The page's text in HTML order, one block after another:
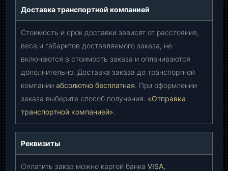
Доставка транспортной компанией
Стоимость и срок доставки зависят от расстояния,
веса и габаритов доставляемого заказа, не
включаются в стоимость заказа и оплачиваются
дополнительно. Доставка заказа до транспортной
компании абсолютно бесплатная. При оформлении
заказа выберите способ получения: «Отправка
транспортной компанией».
Реквизиты
Оплатить заказ можно картой банка VISA,